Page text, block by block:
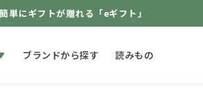
単にギフトが贈れる「eギフト」
ブランドから探す 読みもの